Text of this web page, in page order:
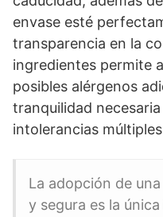
envase esté
transparencia en la
ingredientes permite
posibles alérgenos
tranquilidad
intolerancias
La adopción de
y segura es la